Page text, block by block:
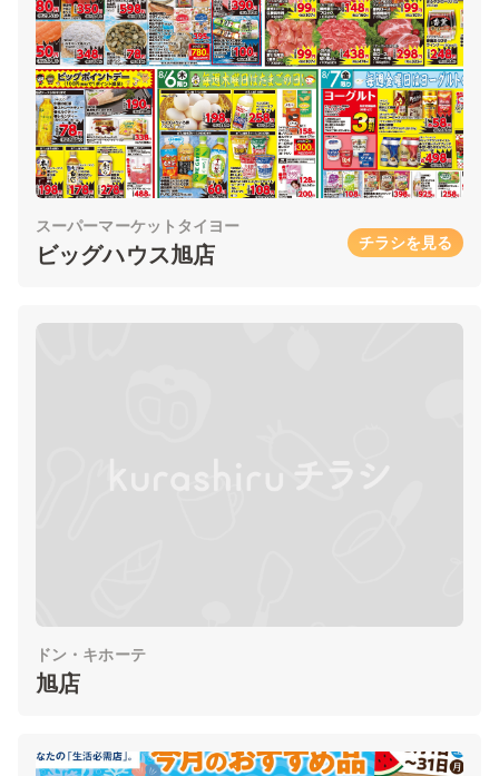
スーパーマーケットタイヨー
ビッグハウス旭店 チラシを見る
ドン・キホーテ
旭店